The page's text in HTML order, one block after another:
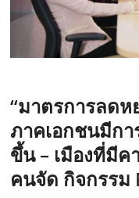
“มาตรการลด
ภาคเอกชนมีก
ขึ้น – เมืองที่มีค
คนจัด กิจกรรม